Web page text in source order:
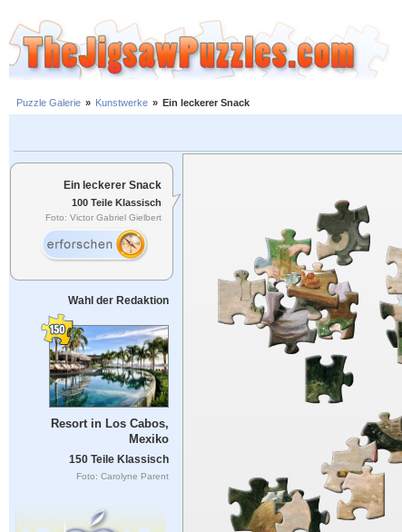
Puzzle Galerie » Kunstwerke » Ein leckerer Snack
Ein leckerer Snack
100 Teile Klassisch
Foto: Victor Gabriel Gielbert
Wahl der Redaktion
Resort in Los Cabos,
Mexiko
150 Teile Klassisch
Foto: Carolyne Parent